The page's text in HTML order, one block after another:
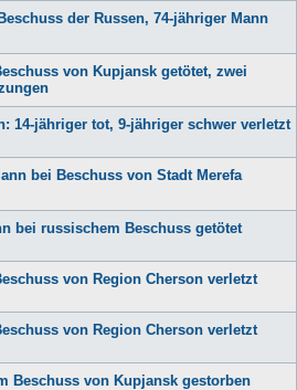
der Russen, 74-jähriger Mann
von Kupjansk getötet, zwei
14-jähriger tot, 9-jähriger schwer verletzt
bei Beschuss von Stadt Merefa
bei russischem Beschuss getötet
von Region Cherson verletzt
von Region Cherson verletzt
Beschuss von Kupjansk gestorben